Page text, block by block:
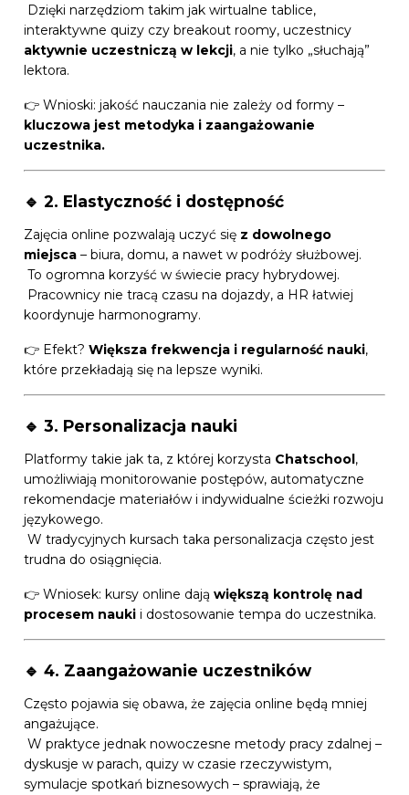
Dzięki narzędziom takim jak wirtualne tablice,
interaktywne quizy czy breakout roomy, uczestnicy
aktywnie uczestniczą w lekcji, a nie tylko „słuchają”
lektora.
👉 Wnioski: jakość nauczania nie zależy od formy –
kluczowa jest metodyka i zaangażowanie
uczestnika.
🔹 2. Elastyczność i dostępność
Zajęcia online pozwalają uczyć się z dowolnego
miejsca – biura, domu, a nawet w podróży służbowej.
To ogromna korzyść w świecie pracy hybrydowej.
Pracownicy nie tracą czasu na dojazdy, a HR łatwiej
koordynuje harmonogramy.
👉 Efekt? Większa frekwencja i regularność nauki,
które przekładają się na lepsze wyniki.
🔹 3. Personalizacja nauki
Platformy takie jak ta, z której korzysta Chatschool ,
umożliwiają monitorowanie postępów, automatyczne
rekomendacje materiałów i indywidualne ścieżki rozwoju
językowego.
W tradycyjnych kursach taka personalizacja często jest
trudna do osiągnięcia.
👉 Wniosek: kursy online dają większą kontrolę nad
procesem nauki i dostosowanie tempa do uczestnika.
🔹 4. Zaangażowanie uczestników
Często pojawia się obawa, że zajęcia online będą mniej
angażujące.
W praktyce jednak nowoczesne metody pracy zdalnej –
dyskusje w parach, quizy w czasie rzeczywistym,
symulacje spotkań biznesowych – sprawiają, że